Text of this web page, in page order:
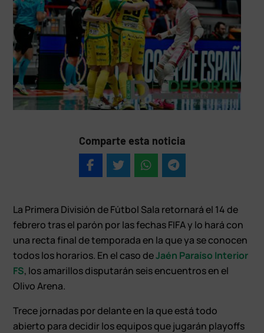
Comparte esta noticia
La Primera División de Fútbol Sala retornará el 14 de
febrero tras el parón por las fechas FIFA y lo hará con
una recta final de temporada en la que ya se conocen
todos los horarios. En el caso deJaén Paraíso Interior
FS, los amarillos disputarán seis encuentros en el
Olivo Arena.
Trece jornadas por delante en la que está todo
abierto para decidir los equipos que jugarán playoffs